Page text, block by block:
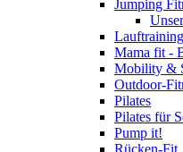
Jumping
Lauftraining
Mama fit -
Mobility &
Outdoor-
Pilates
Pilates für
Pump it!
Rücken-Fit